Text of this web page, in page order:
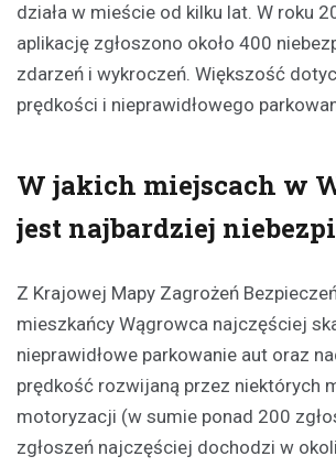
działa w mieście od kilku lat. W roku
aplikację zgłoszono około 400
zdarzeń i wykroczeń. Większość
prędkości i nieprawidłowego
W jakich miejscach w
jest najbardziej
Z Krajowej Mapy Zagrożeń
mieszkańcy Wągrowca najczęściej
nieprawidłowe parkowanie aut oraz
prędkość rozwijaną przez niektórych
motoryzacji (w sumie ponad 200
zgłoszeń najczęściej dochodzi w